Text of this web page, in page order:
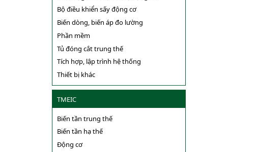
Bộ điều khiển sấy động cơ
Biến dòng, biến áp đo lường
Phần mềm
Tủ đóng cắt trung thế
Tích hợp, lập trình hệ thống
Thiết bị khác
TMEIC
Biến tần trung thế
Biến tần hạ thế
Động cơ